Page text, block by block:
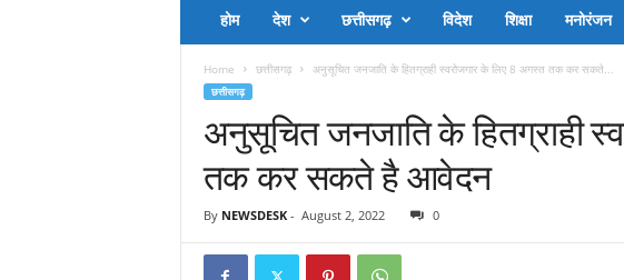
होम देश छत्तीसगढ़ विदेश शिक्षा मनोरंजन
Home छत्तीसगढ़ अनुसूचित जनजाति के हितग्राही स्वरोजगार के लिए 8 अगस्त तक कर सकते...
छत्तीसगढ़
अनुसूचित जनजाति के हितग्राही
तक कर सकते है आवेदन
By NEWSDESK- August 2, 2022 0